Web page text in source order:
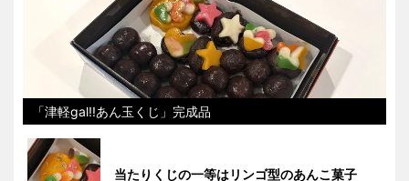
「津軽gal!!あん玉くじ」完成品
当たりくじの一等はリンゴ型のあんこ菓子